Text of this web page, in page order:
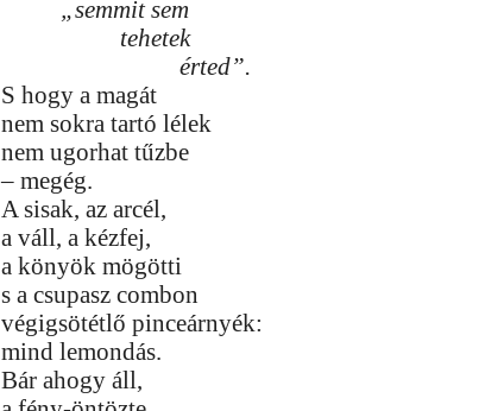
„semmit sem
tehetek
érted”.
S hogy a magát
nem sokra tartó lélek
nem ugorhat tűzbe
– megég.
A sisak, az arcél,
a váll, a kézfej,
a könyök mögötti
s a csupasz combon
végigsötétlő pinceárnyék:
mind lemondás.
Bár ahogy áll,